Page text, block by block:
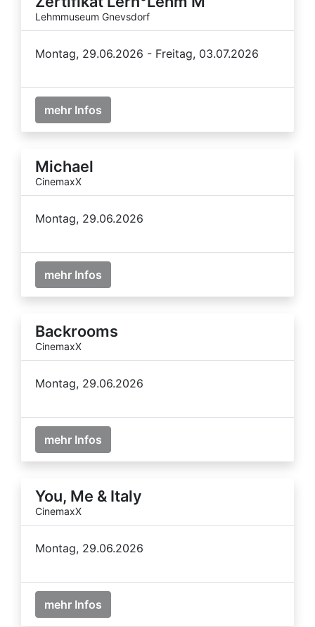
Lehmmuseum Gnevsdorf
Montag, 29.06.2026 - Freitag, 03.07.2026
mehr Infos
Michael
CinemaxX
Montag, 29.06.2026
mehr Infos
Backrooms
CinemaxX
Montag, 29.06.2026
mehr Infos
You, Me & Italy
CinemaxX
Montag, 29.06.2026
mehr Infos